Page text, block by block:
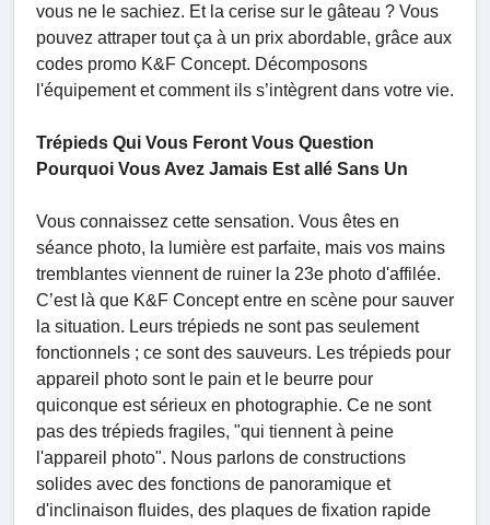
vous ne le sachiez. Et la cerise sur le gâteau ? Vous
pouvez attraper tout ça à un prix abordable, grâce aux
codes promo K&F Concept. Décomposons
l'équipement et comment ils s’intègrent dans votre vie.
Trépieds Qui Vous Feront Vous Question
Pourquoi Vous Avez Jamais Est allé Sans Un
Vous connaissez cette sensation. Vous êtes en
séance photo, la lumière est parfaite, mais vos mains
tremblantes viennent de ruiner la 23e photo d'affilée.
C’est là que K&F Concept entre en scène pour sauver
la situation. Leurs trépieds ne sont pas seulement
fonctionnels ; ce sont des sauveurs. Les trépieds pour
appareil photo sont le pain et le beurre pour
quiconque est sérieux en photographie. Ce ne sont
pas des trépieds fragiles, "qui tiennent à peine
l'appareil photo". Nous parlons de constructions
solides avec des fonctions de panoramique et
d'inclinaison fluides, des plaques de fixation rapide